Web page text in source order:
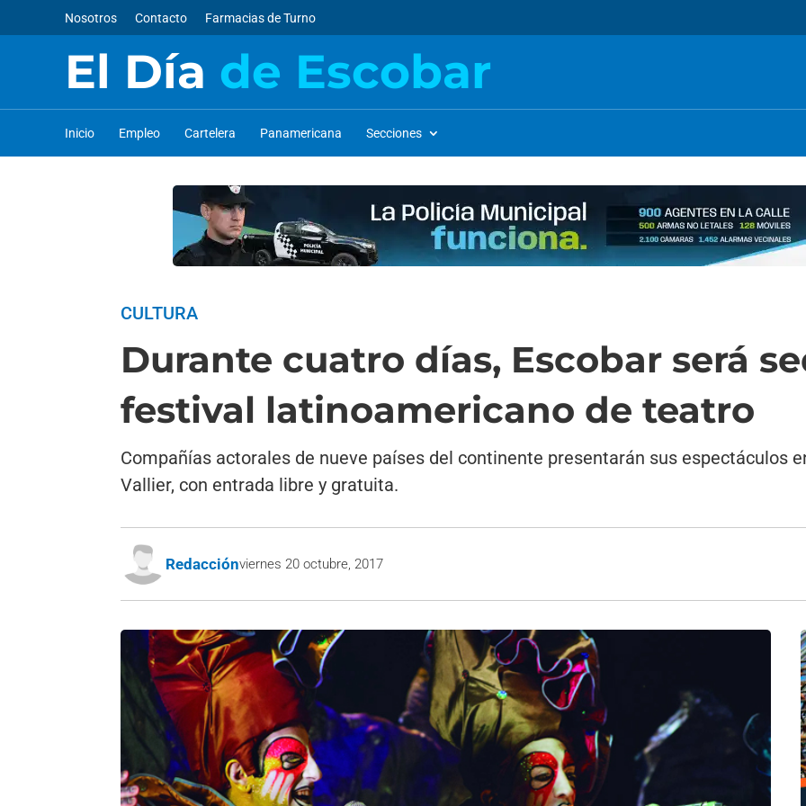
Nosotros Contacto Farmacias de Turno
El Día de Escobar
Inicio Empleo Cartelera Panamericana Secciones
CULTURA
Durante cuatro días, Escobar será
festival latinoamericano de teatro
Compañías actorales de nueve países del continente presentarán sus espectáculos
Vallier, con entrada libre y gratuita.
Redacciónviernes 20 octubre, 2017